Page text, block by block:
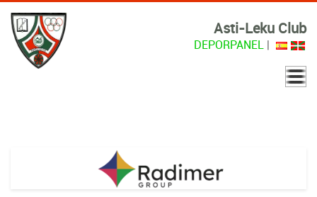
Asti-Leku Club
DEPORPANEL |